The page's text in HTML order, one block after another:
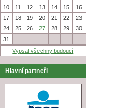
10
11 12 13 14 15
16
17
18 19 20 21 22
23
24
25 26 27 28 29
30
31
Vypsat všechny budoucí
Hlavní partneři